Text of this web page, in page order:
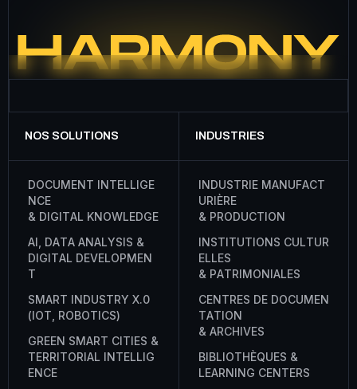
NOS SOLUTIONS
DOCUMENT INTELLIGE
NCE
& DIGITAL KNOWLEDGE
AI DATA ANALYSIS &
DIGITAL DEVELOPMEN
T
SMART INDUSTRY X.0
(IOT ROBOTICS)
GREEN SMART CITIES &
TERRITORIAL INTELLIG
ENCE
INDUSTRIES
INDUSTRIE MANUFACT
URIÈRE
& PRODUCTION
INSTITUTIONS CULTUR
ELLES
& PATRIMONIALES
CENTRES DE DOCUMEN
TATION
& ARCHIVES
BIBLIOTHÈQUES &
LEARNING CENTERS